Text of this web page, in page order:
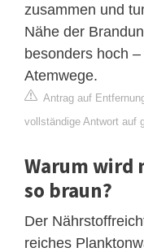
zusammen und
Nähe der
besonders hoch
Atemwege.
Antrag auf
vollständige Antwort auf
Warum wird
so braun?
Der
reiches